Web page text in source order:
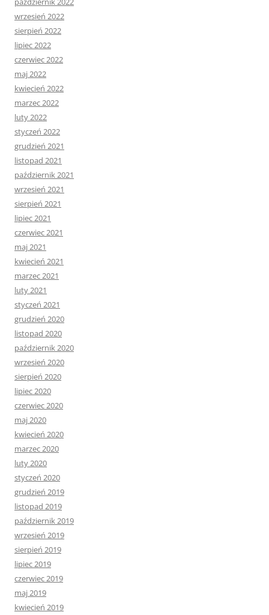
wrzesień 2022
sierpień 2022
lipiec 2022
czerwiec 2022
maj 2022
kwiecień 2022
marzec 2022
luty 2022
styczeń 2022
grudzień 2021
listopad 2021
październik 2021
wrzesień 2021
sierpień 2021
lipiec 2021
czerwiec 2021
maj 2021
kwiecień 2021
marzec 2021
luty 2021
styczeń 2021
grudzień 2020
listopad 2020
październik 2020
wrzesień 2020
sierpień 2020
lipiec 2020
czerwiec 2020
maj 2020
kwiecień 2020
marzec 2020
luty 2020
styczeń 2020
grudzień 2019
listopad 2019
październik 2019
wrzesień 2019
sierpień 2019
lipiec 2019
czerwiec 2019
maj 2019
kwiecień 2019